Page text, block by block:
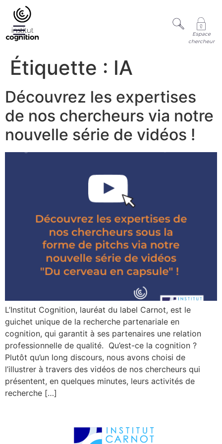
Espace
chercheur
Étiquette : IA
Découvrez les expertises
de nos chercheurs via notre
nouvelle série de vidéos !
L’Institut Cognition, lauréat du label Carnot, est le
guichet unique de la recherche partenariale en
cognition, qui garantit à ses partenaires une relation
professionnelle de qualité. Qu’est-ce la cognition ?
Plutôt qu’un long discours, nous avons choisi de
l’illustrer à travers des vidéos de nos chercheurs qui
présentent, en quelques minutes, leurs activités de
recherche […]